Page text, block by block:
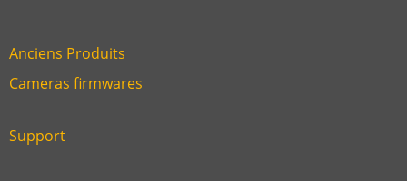
Link
footer
Anciens Produits
Link
six
Cameras firmwares
Link
Support